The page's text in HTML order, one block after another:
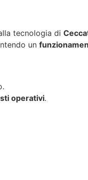
tecnologia di
un
operativi.